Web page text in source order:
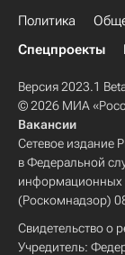
Политика
Спецпроекты
Версия 2023.1
© 2026 МИА
Вакансии
Сетевое издание
в Федеральной
информационных
(Роскомнадзор)
Свидетельство о
Учредитель: